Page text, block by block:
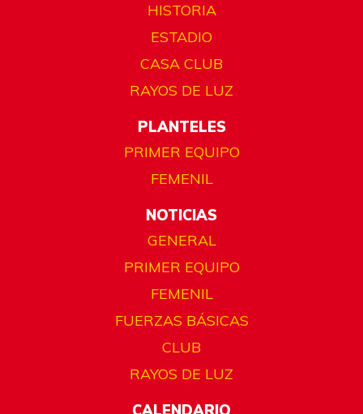
HISTORIA
ESTADIO
CASA CLUB
RAYOS DE LUZ
PLANTELES
PRIMER EQUIPO
FEMENIL
NOTICIAS
GENERAL
PRIMER EQUIPO
FEMENIL
FUERZAS BÁSICAS
CLUB
RAYOS DE LUZ